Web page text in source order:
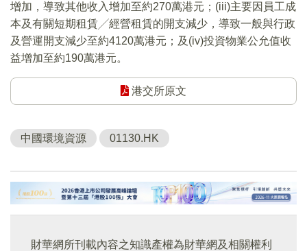
增加，導致其他收入增加至約270萬港元；(iii)主要因員工成
本及有關短期租賃╱經營租賃的開支減少，導致一般與行政
及營運開支減少至約4120萬港元；及(iv)投資物業公允值收
益增加至約190萬港元。
港交所原文
中國環境資源 01130.HK
財華網所刊載內容之知識產權為財華網及相關權利